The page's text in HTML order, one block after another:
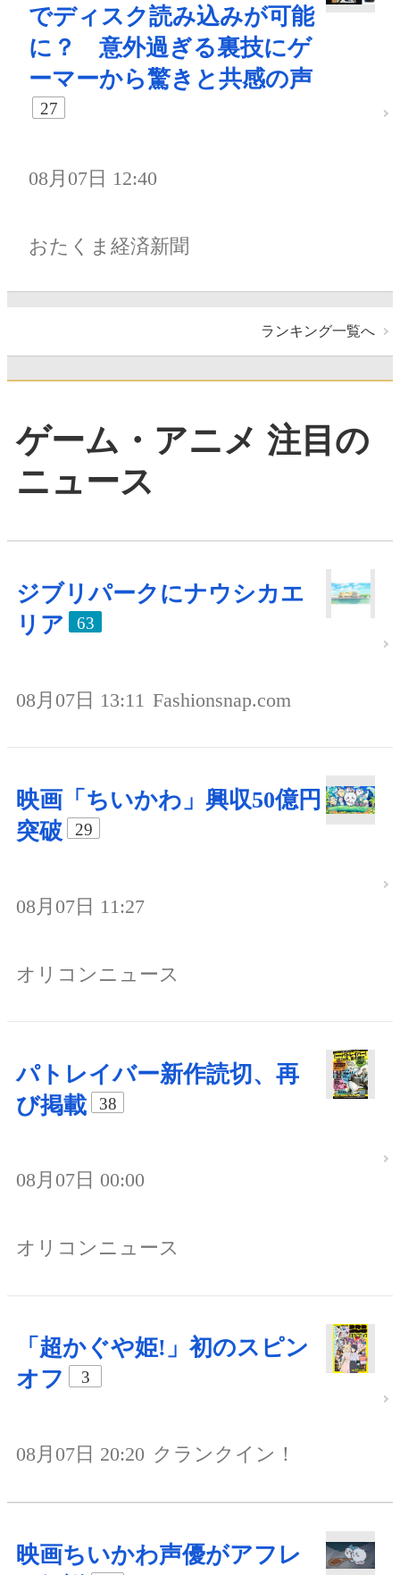
でディスク読み込みが可能
に？ 意外過ぎる裏技にゲ
ーマーから驚きと共感の声
27
08月07日 12:40
おたくま経済新聞
ランキング一覧へ
ゲーム・アニメ 注目の
ニュース
ジブリパークにナウシカエ
リア
63
08月07日 13:11 Fashionsnap.com
映画「ちいかわ」興収50億円
突破
29
08月07日 11:27
オリコンニュース
パトレイバー新作読切、再
び掲載
38
08月07日 00:00
オリコンニュース
「超かぐや姫!」初のスピン
オフ
3
08月07日 20:20 クランクイン！
映画ちいかわ声優がアフレ